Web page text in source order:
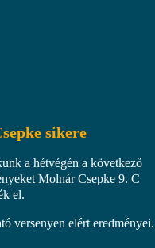
sikere
a hétvégén a következő
Molnár Csepke 9. C
el.
versenyen elért